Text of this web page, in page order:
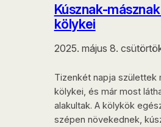
Kúsznak-
kölykei
2025. május 8.
Tizenkét napja születtek
kölykei, és már most
alakultak. A kölykök
szépen növekednek,